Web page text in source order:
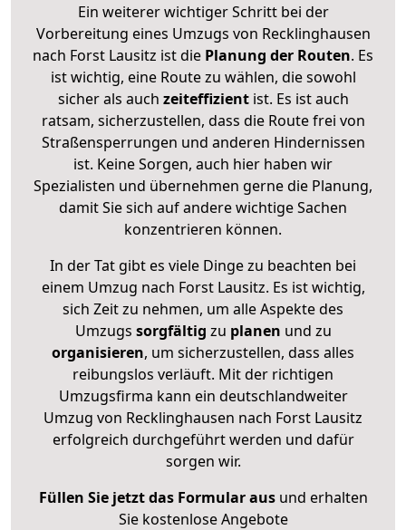
Ein weiterer wichtiger Schritt bei der
Vorbereitung eines Umzugs von Recklinghausen
nach Forst Lausitz ist die Planung der Routen. Es
ist wichtig, eine Route zu wählen, die sowohl
sicher als auch zeiteffizientist. Es ist auch
ratsam, sicherzustellen, dass die Route frei von
Straßensperrungen und anderen Hindernissen
ist. Keine Sorgen, auch hier haben wir
Spezialisten und übernehmen gerne die Planung,
damit Sie sich auf andere wichtige Sachen
konzentrieren können.
In der Tat gibt es viele Dinge zu beachten bei
einem Umzug nach Forst Lausitz. Es ist wichtig,
sich Zeit zu nehmen, um alle Aspekte des
Umzugs sorgfältig zu planen und zu
organisieren, um sicherzustellen, dass alles
reibungslos verläuft. Mit der richtigen
Umzugsfirma kann ein deutschlandweiter
Umzug von Recklinghausen nach Forst Lausitz
erfolgreich durchgeführt werden und dafür
sorgen wir.
Füllen Sie jetzt das Formular ausund erhalten
Sie kostenlose Angebote